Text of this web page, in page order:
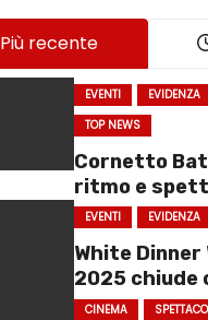
Più recente
EVENTI EVIDENZA
TOP NEWS
Cornetto
ritmo e
Molfetta
EVENTI EVIDENZA
White Dinner
2025 chiude
finale
CINEMA